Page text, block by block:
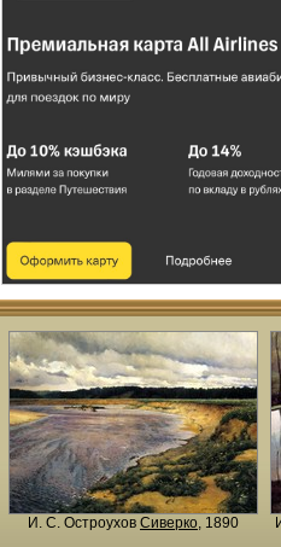
И. С. Остроухов Сиверко, 1890